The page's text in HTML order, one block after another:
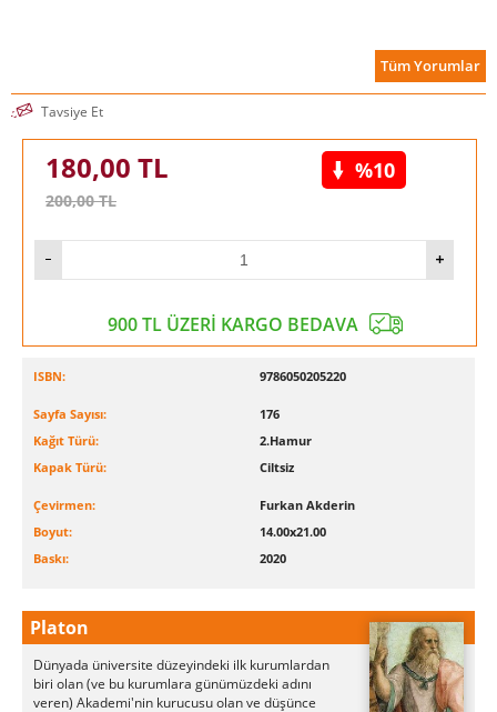
Tüm Yorumlar
Tavsiye Et
180,00 TL
200,00TL
%10
900 TL ÜZERİ KARGO BEDAVA
ISBN: 9786050205220
Sayfa Sayısı:
176
Kağıt Türü:
2.Hamur
Kapak Türü:
Ciltsiz
Çevirmen:
Furkan Akderin
Boyut:
14.00x21.00
Baskı:
2020
Platon
Dünyada üniversite düzeyindeki ilk kurumlardan
biri olan (ve bu kurumlara günümüzdeki adını
veren) Akademi'nin kurucusu olan ve düşünce